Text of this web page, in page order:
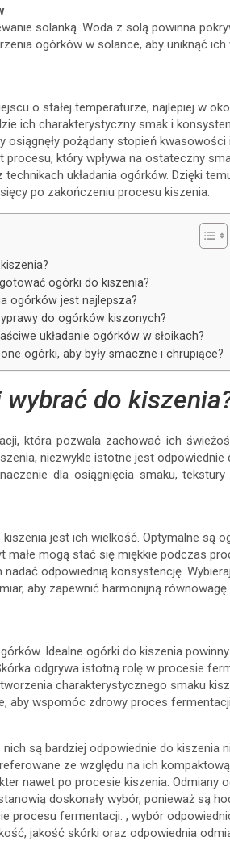
solanką. Woda z solą powinna
ogórków w solance, aby uniknąć ich
o stałej temperaturze, najlepiej w
ich charakterystyczny smak i
pożądany stopień kwasowości
który wpływa na ostateczny
układania ogórków. Dzięki
po zakończeniu procesu kiszenia.
ogórki do kiszenia?
ogórków jest najlepsza?
do ogórków kiszonych?
układanie ogórków w słoikach?
ogórki, aby były smaczne i chrupiące?
do
która pozwala zachować ich
niezwykle istotne jest
dla osiągnięcia smaku,
jest ich wielkość. Optymalne są
małe mogą stać się miękkie podczas
odpowiednią konsystencję.
aby zapewnić harmonijną
Idealne ogórki do kiszenia powinny
odgrywa istotną rolę w procesie
charakterystycznego smaku
aby wspomóc zdrowy proces fermentacji.
są bardziej odpowiednie do kiszenia
ze względu na ich
nawet po procesie kiszenia. Odmiany
doskonały wybór, ponieważ są
procesu fermentacji. , wybór
jakość skórki oraz odpowiednia